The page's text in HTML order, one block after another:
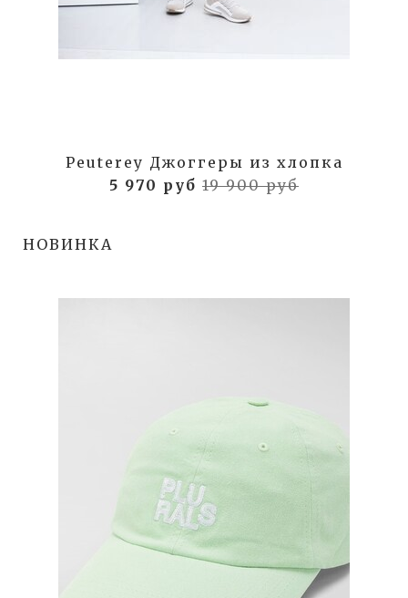
Peuterey Джоггеры из хлопка
5 970 руб 19 900 руб
НОВИНКА